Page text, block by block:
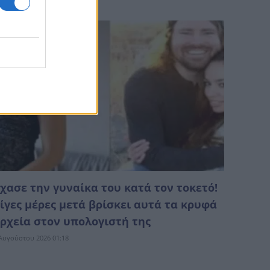
την γυναίκα του κατά τον τοκετό!
μέρες μετά βρίσκει αυτά τα κρυφά
στον υπολογιστή της
2026 01:18